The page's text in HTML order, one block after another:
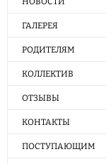
ГАЛЕРЕЯ
РОДИТЕЛЯМ
КОЛЛЕКТИВ
ОТЗЫВЫ
КОНТАКТЫ
ПОСТУПАЮЩИМ